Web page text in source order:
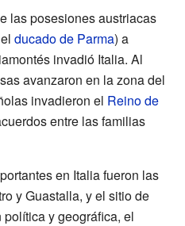
las posesiones austriacas
ducado de Parma) a
invadió Italia. Al
avanzaron en la zona del
invadieron el Reino de
entre las familias
en Italia fueron las
y Guastalla, y el sitio de
y geográfica, el